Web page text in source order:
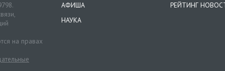
на правах
АФИША
НАУКА
РЕЙТИНГ